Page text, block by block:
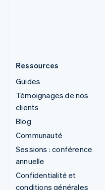
Ressources
Guides
Témoignages de nos
clients
Blog
Communauté
Sessions : conférence
annuelle
Confidentialité et
conditions générales